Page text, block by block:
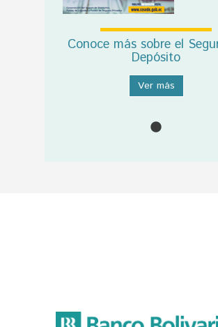
Conoce más sobre el
Depósito
Ver más